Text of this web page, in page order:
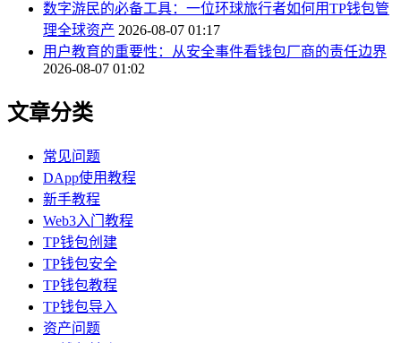
数字游民的必备工具：一位环球旅行者如何用TP钱包管
理全球资产 2026-08-07 01:17
用户教育的重要性：从安全事件看钱包厂商的责任边界
2026-08-07 01:02
文章分类
常见问题
DApp使用教程
新手教程
Web3入门教程
TP钱包创建
TP钱包安全
TP钱包教程
TP钱包导入
资产问题